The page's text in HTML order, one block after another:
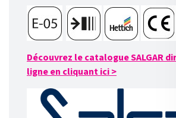
Découvrez le catalogue SALGAR
ligne en cliquant ici>